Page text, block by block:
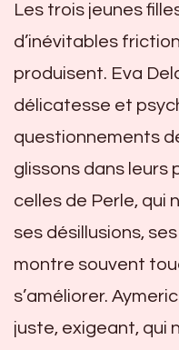
Les trois jeunes
d’inévitables
produisent. Eva
délicatesse et
questionnements
glissons dans leurs
celles de Perle, qui
ses désillusions,
montre souvent
s’améliorer.
juste, exigeant, qui